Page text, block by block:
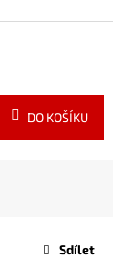
DO KOŠÍKU
Sdílet